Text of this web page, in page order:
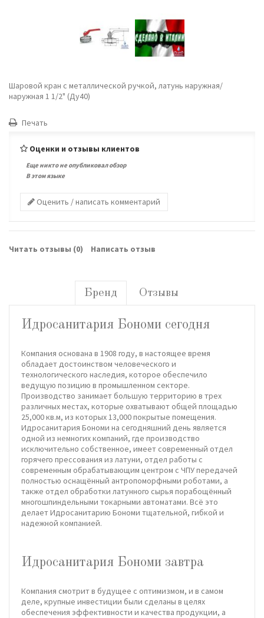
Шаровой кран с металлической ручкой, латунь наружная/
наружная 1 1/2" (Ду40)
Печать
Оценки и отзывы клиентов
Еще никто не опубликовал обзор
В этом языке
Оценить / написать комментарий
Читать отзывы (0) Написать отзыв
Бренд Отзывы
Идросанитария Бономи сегодня
Компания основана в 1908 году, в настоящее время
обладает достоинством человеческого и
технологического наследия, которое обеспечило
ведущую позицию в промышленном секторе.
Производство занимает большую территорию в трех
различных местах, которые охватывают общей площадью
25,000 кв.м, из которых 13,000 покрытые помещения.
Идросанитария Бономи на сегодняшний день является
одной из немногих компаний, где производство
исключительно собственное, имеет современный отдел
горячего прессования из латуни, отдел работы с
современным обрабатывающим центром с ЧПУ передачей
полностью оснащённый антропоморфными роботами, а
также отдел обработки латунного сырья порабощённый
многошпиндельными токарными автоматами. Всё это
делает Идросанитарию Бономи тщательной, гибкой и
надежной компанией.
Идросанитария Бономи завтра
Компания смотрит в будущее с оптимизмом, и в самом
деле, крупные инвестиции были сделаны в целях
обеспечения эффективности и качества продукции, а